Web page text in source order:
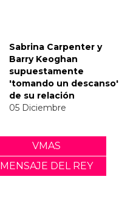
Sabrina Carpenter y
Barry Keoghan
supuestamente
'tomando un descanso'
de su relación
05 Diciembre
VMAS
MENSAJE DEL REY